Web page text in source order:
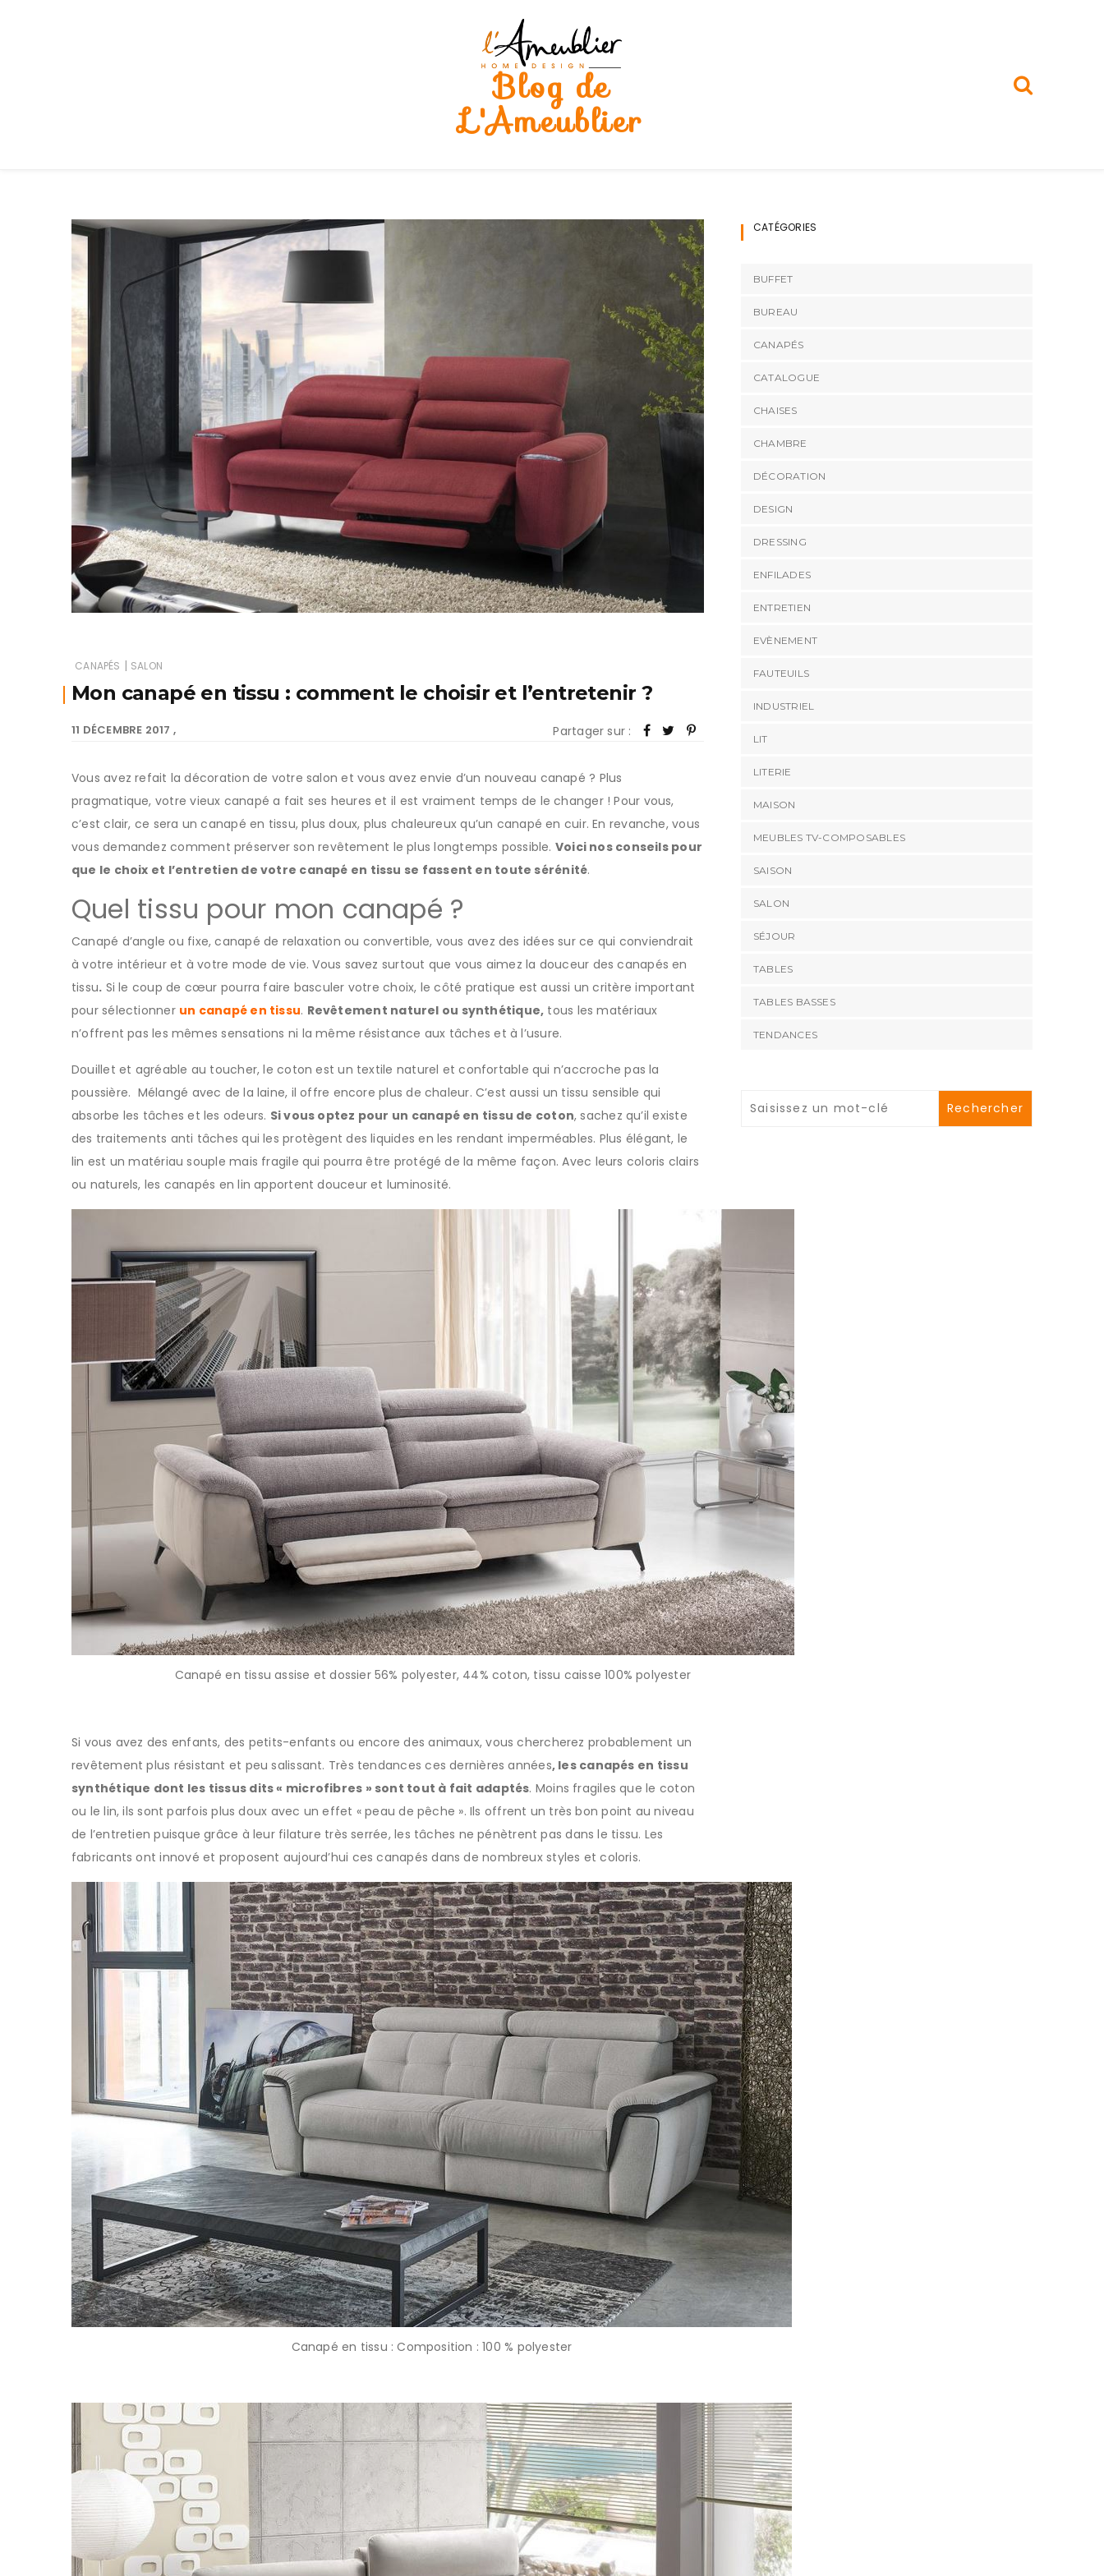
Blog de
L'Ameublier
CANAPÉS | SALON
Mon canapé en tissu : comment le choisir et l’entretenir ?
11 DÉCEMBRE 2017 Partager sur :
Vous avez refait la décoration de votre salon et vous avez envie d’un nouveau canapé ? Plus
pragmatique, votre vieux canapé a fait ses heures et il est vraiment temps de le changer ! Pour vous,
c’est clair, ce sera un canapé en tissu, plus doux, plus chaleureux qu’un canapé en cuir. En revanche, vous
vous demandez comment préserver son revêtement le plus longtemps possible. Voici nos conseils pour
que le choix et l’entretien de votre canapé en tissu se fassent en toute sérénité.
Quel tissu pour mon canapé ?
Canapé d’angle ou fixe, canapé de relaxation ou convertible, vous avez des idées sur ce qui conviendrait
à votre intérieur et à votre mode de vie. Vous savez surtout que vous aimez la douceur des canapés en
tissu. Si le coup de cœur pourra faire basculer votre choix, le côté pratique est aussi un critère important
pour sélectionner un canapé en tissu. Revêtement naturel ou synthétique, tous les matériaux
n’offrent pas les mêmes sensations ni la même résistance aux tâches et à l’usure.
Douillet et agréable au toucher, le coton est un textile naturel et confortable qui n’accroche pas la
poussière. Mélangé avec de la laine, il offre encore plus de chaleur. C’est aussi un tissu sensible qui
absorbe les tâches et les odeurs. Si vous optez pour un canapé en tissu de coton, sachez qu’il existe
des traitements anti tâches qui les protègent des liquides en les rendant imperméables. Plus élégant, le
lin est un matériau souple mais fragile qui pourra être protégé de la même façon. Avec leurs coloris clairs
ou naturels, les canapés en lin apportent douceur et luminosité.
Canapé en tissu assise et dossier 56% polyester, 44% coton, tissu caisse 100% polyester
Si vous avez des enfants, des petits-enfants ou encore des animaux, vous chercherez probablement un
revêtement plus résistant et peu salissant. Très tendances ces dernières années, les canapés en tissu
synthétique dont les tissus dits « microfibres » sont tout à fait adaptés. Moins fragiles que le coton
ou le lin, ils sont parfois plus doux avec un effet « peau de pêche ». Ils offrent un très bon point au niveau
de l’entretien puisque grâce à leur filature très serrée, les tâches ne pénètrent pas dans le tissu. Les
fabricants ont innové et proposent aujourd’hui ces canapés dans de nombreux styles et coloris.
Canapé en tissu : Composition : 100 % polyester
CATÉGORIES
BUFFET
BUREAU
CANAPÉS
CATALOGUE
CHAISES
CHAMBRE
DÉCORATION
DESIGN
DRESSING
ENFILADES
ENTRETIEN
EVÈNEMENT
FAUTEUILS
INDUSTRIEL
LIT
LITERIE
MAISON
MEUBLES TV-COMPOSABLES
SAISON
SALON
SÉJOUR
TABLES
TABLES BASSES
TENDANCES